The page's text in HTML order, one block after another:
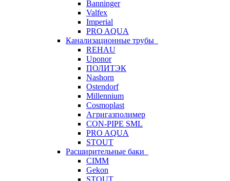
Banninger
Valfex
Imperial
PRO AQUA
Канализационные трубы
REHAU
Uponor
ПОЛИТЭК
Nashorn
Ostendorf
Millennium
Cosmoplast
Агригазполимер
CON-PIPE SML
PRO AQUA
STOUT
Расширительные баки
CIMM
Gekon
STOUT